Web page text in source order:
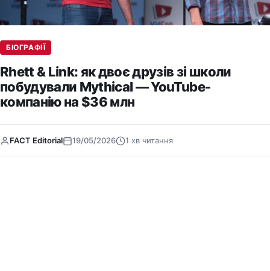
БІОГРАФІЇ
Rhett & Link: як двоє друзів зі школи
побудували Mythical — YouTube-
компанію на $36 млн
FACT Editorial 19/05/2026 1 хв читання